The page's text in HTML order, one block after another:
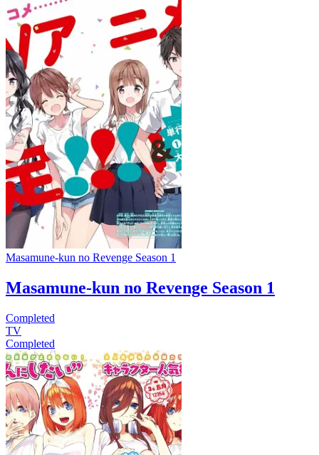
Masamune-kun no Revenge Season 1
Masamune-kun no Revenge Season 1
Completed
TV
Completed